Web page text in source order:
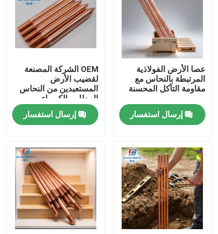
منزل
المنتجات
أشرطة فيديو
حول بنا
عصا الأرض الفولاذية
المرتبطة بالنحاس مع
مقاومة التآكل المحسنة
إرسال استفسار
OEM الشركة المصنعة
لقضيب الأرض
المستعبدين من النحاس
المطلي بالكهرباء
المستمر
إرسال استفسار